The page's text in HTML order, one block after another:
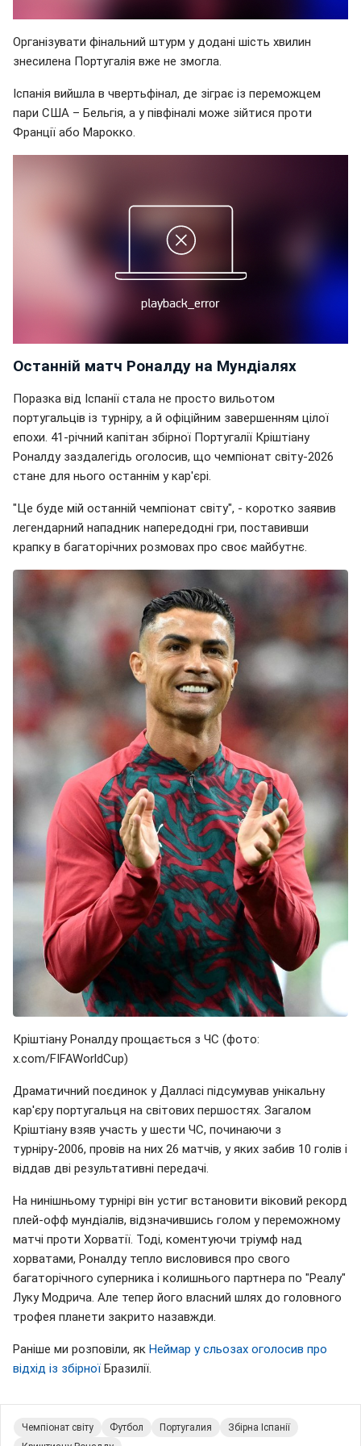
Організувати фінальний штурм у додані шість хвилин
знесилена Португалія вже не змогла.
Іспанія вийшла в чвертьфінал, де зіграє із переможцем
пари США – Бельгія, а у півфіналі може зійтися проти
Франції або Марокко.
Останній матч Роналду на Мундіалях
Поразка від Іспанії стала не просто вильотом
португальців із турніру, а й офіційним завершенням цілої
епохи. 41-річний капітан збірної Португалії Кріштіану
Роналду заздалегідь оголосив, що чемпіонат світу-2026
стане для нього останнім у кар'єрі.
"Це буде мій останній чемпіонат світу", - коротко заявив
легендарний нападник напередодні гри, поставивши
крапку в багаторічних розмовах про своє майбутнє.
Кріштіану Роналду прощається з ЧС (фото:
x.com/FIFAWorldCup)
Драматичний поєдинок у Далласі підсумував унікальну
кар'єру португальця на світових першостях. Загалом
Кріштіану взяв участь у шести ЧС, починаючи з
турніру-2006, провів на них 26 матчів, у яких забив 10 голів і
віддав дві результативні передачі.
На нинішньому турнірі він устиг встановити віковий рекорд
плей-офф мундіалів, відзначившись голом у переможному
матчі проти Хорватії. Тоді, коментуючи тріумф над
хорватами, Роналду тепло висловився про свого
багаторічного суперника і колишнього партнера по "Реалу"
Луку Модрича. Але тепер його власний шлях до головного
трофея планети закрито назавжди.
Раніше ми розповіли, як Неймар у сльозах оголосив про
відхід із збірної Бразилії.
Чемпіонат світу Футбол Португалия
Збірна Іспанії